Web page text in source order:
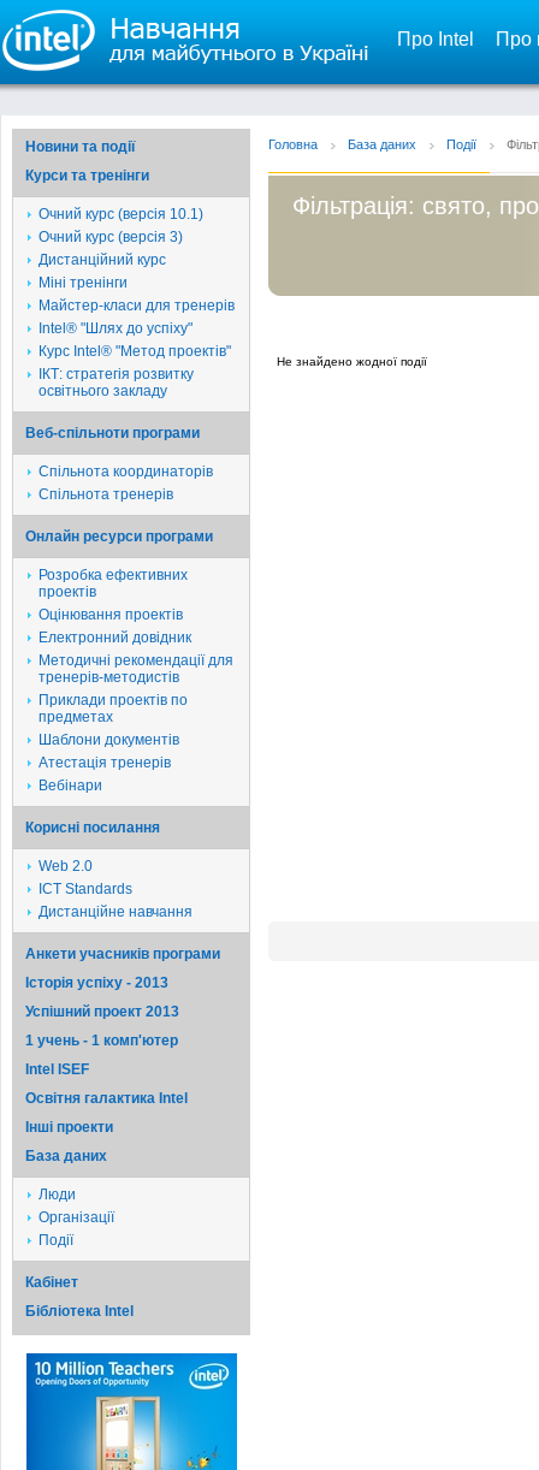
Про Intel Про
Новини та події
Курси та тренінги
Очний курс (версія 10.1)
Очний курс (версія 3)
Дистанційний курс
Міні тренінги
Майстер-класи для тренерів
Intel® "Шлях до успіху"
Курс Intel® "Метод проектів"
ІКТ: стратегія розвитку
освітнього закладу
Веб-спільноти програми
Спільнота координаторів
Спільнота тренерів
Онлайн ресурси програми
Розробка ефективних
проектів
Оцінювання проектів
Електронний довідник
Методичні рекомендації для
тренерів-методистів
Приклади проектів по
предметах
Шаблони документів
Атестація тренерів
Вебінари
Корисні посилання
Web 2.0
ICT Standards
Дистанційне навчання
Анкети учасників програми
Історія успіху - 2013
Успішний проект 2013
1 учень - 1 комп'ютер
Intel ISEF
Освітня галактика Intel
Iншi проекти
База даних
Люди
Організації
Події
Кабінет
Бібліотека Intel
Головна База даних Події
Фільтрація: свято,
Не знайдено жодної події